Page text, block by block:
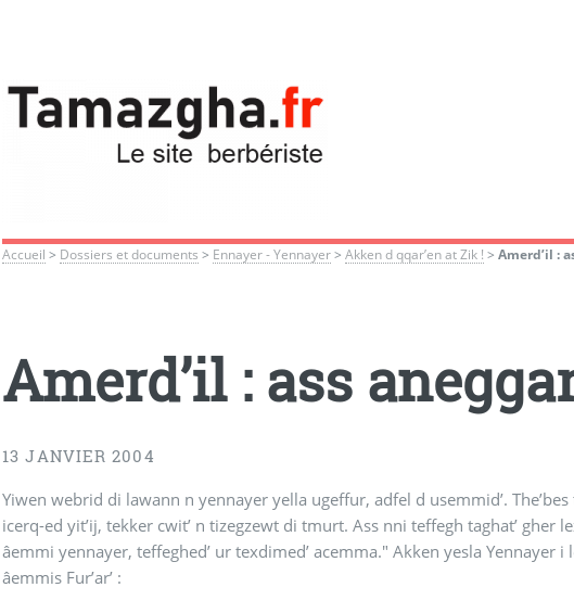
Accueil > Dossiers et documents > Ennayer - Yennayer>Akken d qqar’en at Zik ! >Amerd’il :
Amerd’il : ass
13 JANVIER 2004
Yiwen webrid di lawann n yennayer yella ugeffur, adfel d usemmid’.
icerq-ed yit’ij, tekker cwit’ n tizegzewt di tmurt. Ass nni teffegh taghat’ gher
âemmi yennayer, teffeghed’ ur texdimed’ acemma." Akken yesla Yennayer
âemmis Fur’ar’ :